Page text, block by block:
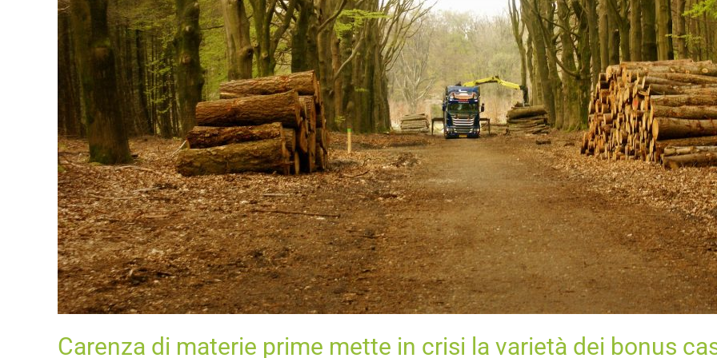
Carenza di materie prime mette in crisi la varietà dei bonus
varietà
dei
casa